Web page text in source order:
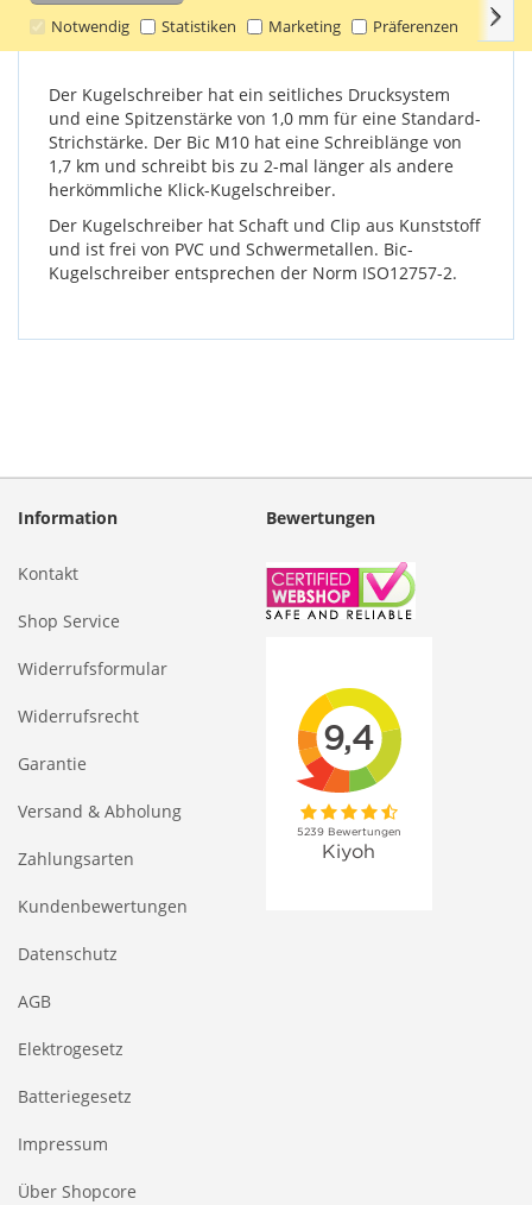
Notwendig Statistiken Marketing Präferenzen
Einzelheiten Produkteigenschaften Bewertungen
Der Kugelschreiber hat ein seitliches Drucksystem
und eine Spitzenstärke von 1,0 mm für eine Standard-
Strichstärke. Der Bic M10 hat eine Schreiblänge von
1,7 km und schreibt bis zu 2-mal länger als andere
herkömmliche Klick-Kugelschreiber.
Der Kugelschreiber hat Schaft und Clip aus Kunststoff
und ist frei von PVC und Schwermetallen. Bic-
Kugelschreiber entsprechen der Norm ISO12757-2.
Information
Kontakt
Shop Service
Widerrufsformular
Widerrufsrecht
Garantie
Versand & Abholung
Zahlungsarten
Kundenbewertungen
Datenschutz
AGB
Elektrogesetz
Batteriegesetz
Impressum
Über Shopcore
Bewertungen